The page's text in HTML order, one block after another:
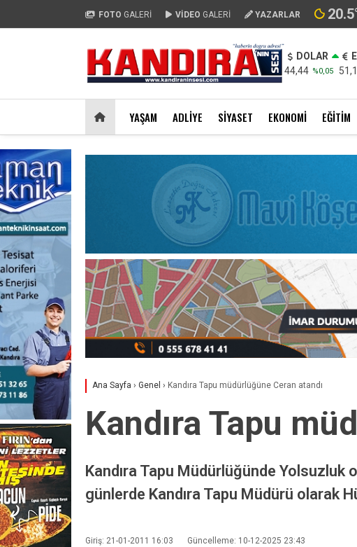
FOTO GALERİ VİDEO GALERİ YAZARLAR 20.5
DOLAR
44,44 %0,05
YAŞAM ADLIYE SIYASET EKONOMI EĞITIM
Ana Sayfa › Genel › Kandıra Tapu müdürlüğüne Ceran atandı
Kandıra Tapu
Kandıra Tapu Müdürlüğünde
günlerde Kandıra Tapu Müdürü olarak
Giriş: 21-01-2011 16:03 Güncelleme: 10-12-2025 23:43